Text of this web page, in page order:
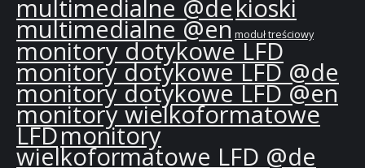
multimedialne @dekioski
multimedialne @enmoduł treściowy
monitory dotykowe LFD
monitory dotykowe LFD @de
monitory dotykowe LFD @en
monitory wielkoformatowe
LFDmonitory
wielkoformatowe LFD @de